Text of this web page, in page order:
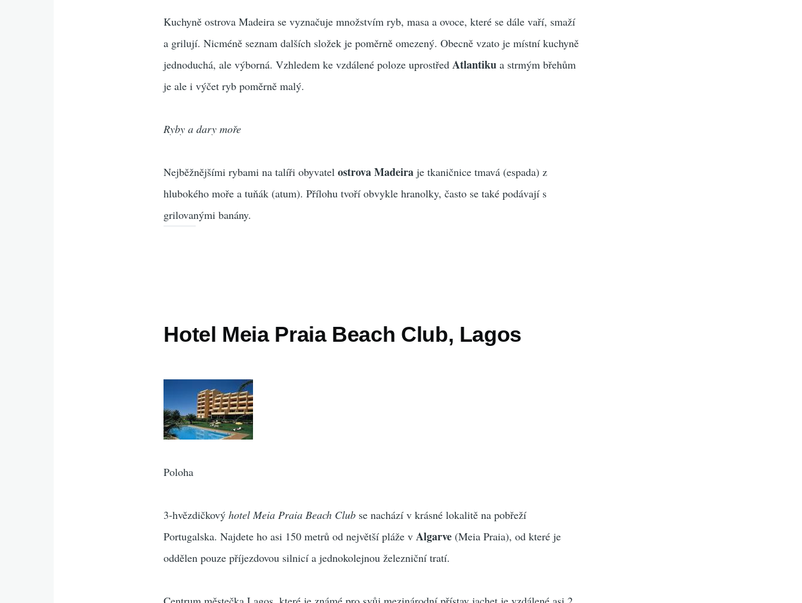
Kuchyně ostrova Madeira se vyznačuje množstvím ryb, masa a ovoce, které se dále vaří, smaží
a grilují. Nicméně seznam dalších složek je poměrně omezený. Obecně vzato je místní kuchyně
jednoduchá, ale výborná. Vzhledem ke vzdálené poloze uprostředAtlantiku a strmým břehům
je ale i výčet ryb poměrně malý.
Ryby a dary moře
Nejběžnějšími rybami na talíři obyvatelostrova Madeira je tkaničnice tmavá (espada) z
hlubokého moře a tuňák (atum). Přílohu tvoří obvykle hranolky, často se také podávají s
grilovanými banány.
Hotel Meia Praia Beach Club, Lagos
Poloha
3-hvězdičkovýhotel Meia Praia Beach Club se nachází v krásné lokalitě na pobřeží
Portugalska. Najdete ho asi 150 metrů od největší pláže v Algarve (Meia Praia), od které je
oddělen pouze příjezdovou silnicí a jednokolejnou železniční tratí.